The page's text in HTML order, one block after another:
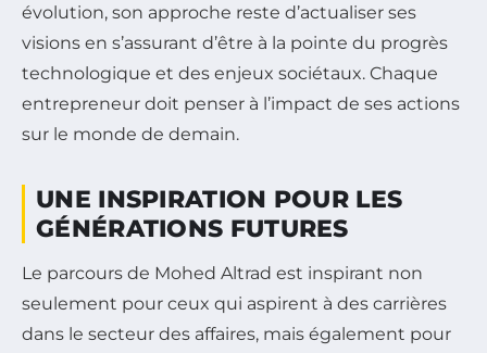
évolution, son approche reste d’actualiser ses
visions en s’assurant d’être à la pointe du progrès
technologique et des enjeux sociétaux. Chaque
entrepreneur doit penser à l’impact de ses actions
sur le monde de demain.
UNE INSPIRATION POUR LES
GÉNÉRATIONS FUTURES
Le parcours de Mohed Altrad est inspirant non
seulement pour ceux qui aspirent à des carrières
dans le secteur des affaires, mais également pour